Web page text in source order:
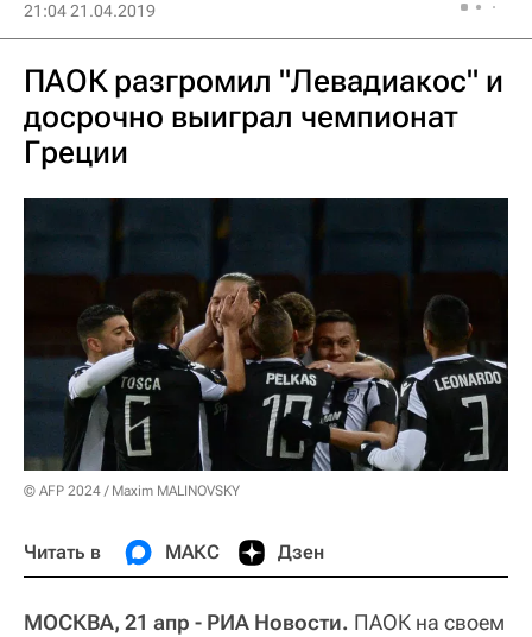
21:04 21.04.2019
ПАОК разгромил "Левадиакос" и
досрочно выиграл чемпионат
Греции
© AFP 2024 / Maxim MALINOVSKY
Читать в МАКС Дзен
МОСКВА, 21 апр - РИА Новости. ПАОК на своем